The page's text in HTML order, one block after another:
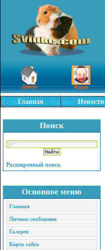
Главная Новости
Поиск
Расширенный поиск
Основное меню
Главная
Личные сообщения
Галерея
Карта сайта